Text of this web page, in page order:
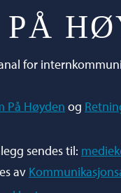
for
På Høyden og
sendes til:
av